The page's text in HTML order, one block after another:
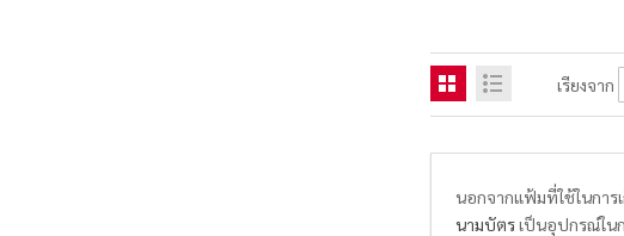
เรียงจาก
นอกจากแฟ้มที่ใช้ในการ
นามบัตรเป็นอุปกรณ์ในก